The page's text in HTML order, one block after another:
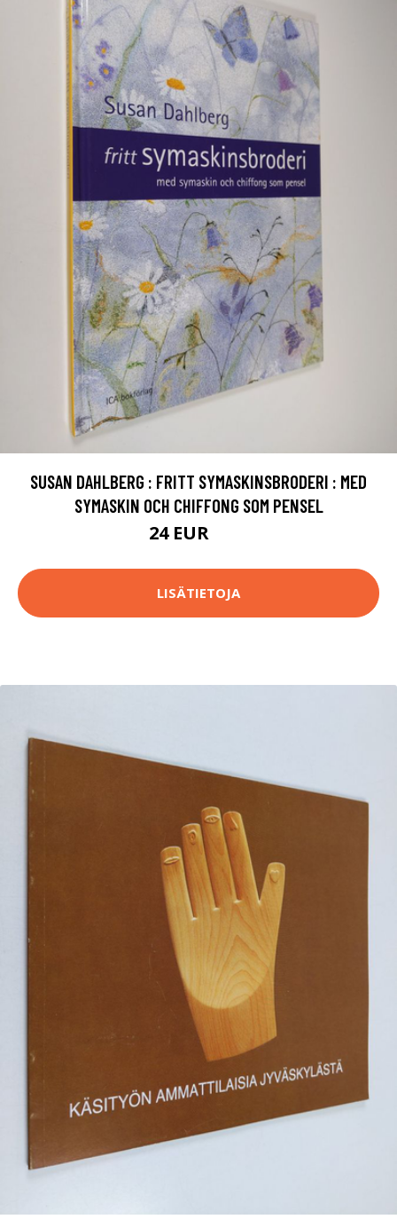
SUSAN DAHLBERG : FRITT SYMASKINSBRODERI : MED
SYMASKIN OCH CHIFFONG SOM PENSEL
24 EUR
LISÄTIETOJA